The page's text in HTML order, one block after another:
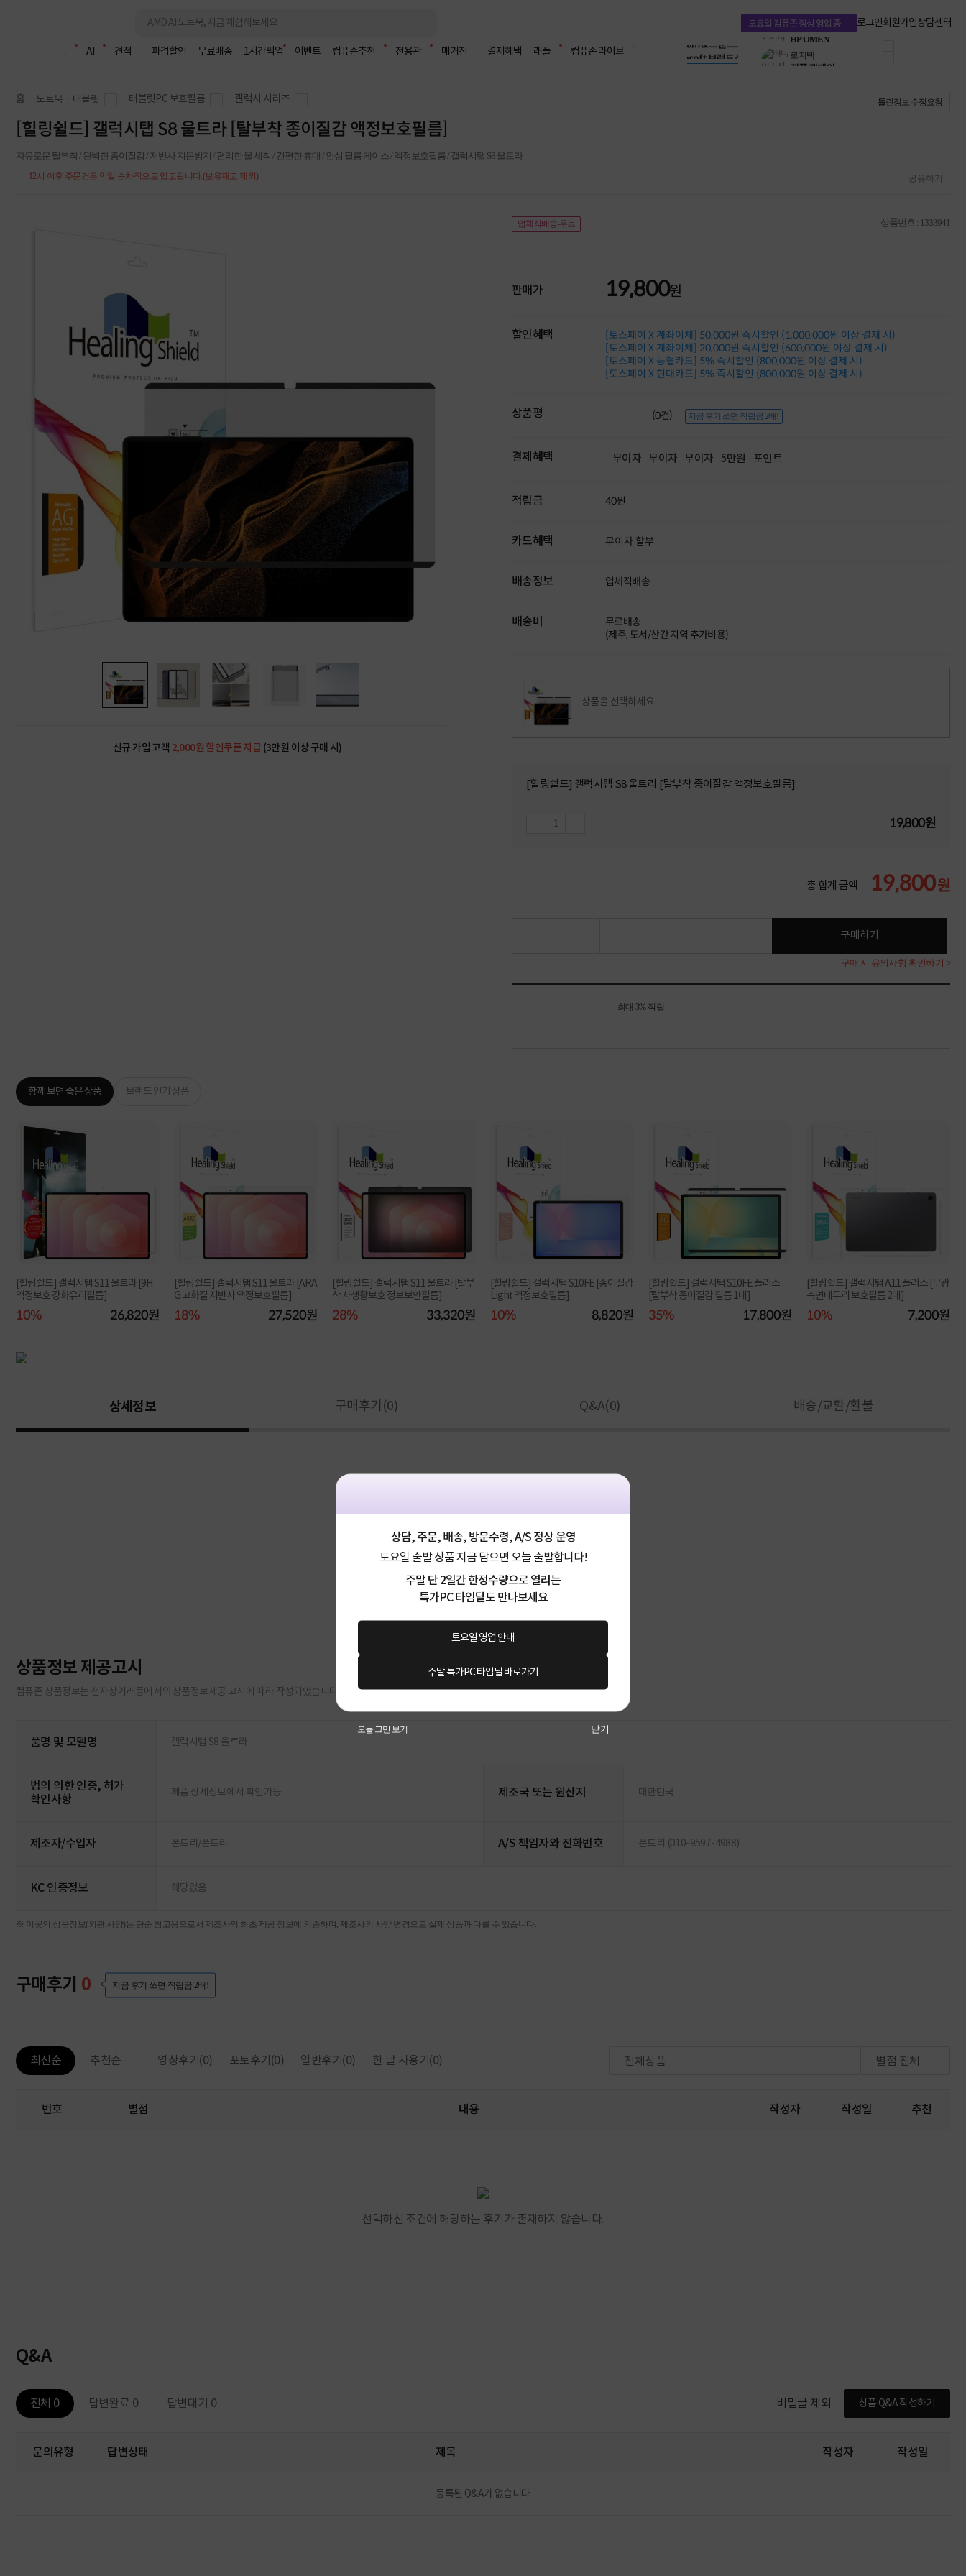
상담, 주문, 배송, 방문수령, A/S 정상 운영
토요일 출발 상품 지금 담으면 오늘 출발합니다!
주말 단 2일간 한정수량으로 열리는
특가PC 타임딜도 만나보세요
토요일 영업 안내
주말 특가PC 타임딜 바로가기
오늘 그만 보기 닫기
토요일 컴퓨존 정상 영업 중 로그인회원가입상담센터
AI 견적 파격할인 무료배송 1시간픽업 이벤트 컴퓨존추천 전용관 매거진 결제혜택 래플 컴퓨존 라이브
LG gram & 브랜드스토어
Microsoft 브랜드스토어
Dell 구매 찬스
프로 에센셜
타협 없는 게이밍
HP OMEN
적립금 3% 페이백
시스코 스위칭허브
누적 금액 별
적립금 페이백!
홈 노트북ㆍ태블릿 태블릿PC 보호필름 갤럭시 시리즈 틀린정보 수정요청
[힐링쉴드] 갤럭시탭 S8 울트라 [탈부착 종이질감 액정보호필름]
자유로운 탈부착 / 완벽한 종이질감 / 저반사 지문방지 / 편리한 물 세척 / 간편한 휴대 / 안심 필름 케이스 / 액정보호필름 / 갤럭시탭 S8 울트라
12시 이후 주문건은 익일 순차적으로 입고됩니다.(보유재고 제외) 공유하기
신규 가입 고객 2,000원 할인쿠폰 지급 (3만원 이상 구매 시)
업체직배송-무료 상품번호 : 1333941
판매가 19,800원
할인혜택
[토스페이 X 계좌이체] 50,000원 즉시할인 (1,000,000원 이상 결제 시)
[토스페이 X 계좌이체] 20,000원 즉시할인 (600,000원 이상 결제 시)
[토스페이 X 농협카드] 5% 즉시할인 (800,000원 이상 결제 시)
[토스페이 X 현대카드] 5% 즉시할인 (800,000원 이상 결제 시)
상품평 (0건) 지금 후기 쓰면 적립금 2배!
결제혜택 무이자 무이자 무이자 5만원 포인트
적립금 40원
카드혜택 무이자 할부
배송정보 업체직배송
배송비
무료배송
(제주, 도서/산간 지역 추가비용)
상품을 선택하세요.
[힐링쉴드] 갤럭시탭 S8 울트라 [탈부착 종이질감 액정보호필름]
19,800원
총 합계 금액 19,800원
구매하기
구매 시 유의사항 확인하기 >
최대 3% 적립
함께 보면 좋은 상품 브랜드 인기 상품
[힐링쉴드] 갤럭시탭 S11 울트라 [9H
액정보호 강화유리필름]
10% 26,820원
[힐링쉴드] 갤럭시탭 S11 울트라 [ARA
G 고화질 저반사 액정보호필름]
18% 27,520원
[힐링쉴드] 갤럭시탭 S11 울트라 [탈부
착 사생활보호 정보보안필름]
28% 33,320원
[힐링쉴드] 갤럭시탭 S10FE [종이질감
Light 액정보호필름]
10% 8,820원
[힐링쉴드] 갤럭시탭 S10FE 플러스
[탈부착 종이질감 필름 1매]
35% 17,800원
[힐링쉴드] 갤럭시탭 A11 플러스 [무광
측면테두리 보호필름 2매]
10% 7,200원
상세정보 구매후기(0) Q&A(0) 배송/교환/환불